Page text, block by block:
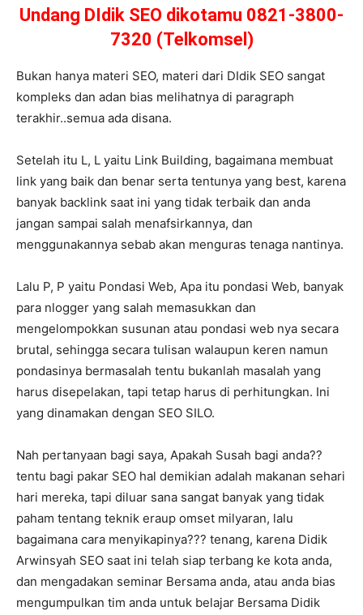
Undang DIdik SEO dikotamu 0821-3800-
7320 (Telkomsel)
Bukan hanya materi SEO, materi dari DIdik SEO sangat
kompleks dan adan bias melihatnya di paragraph
terakhir..semua ada disana.
Setelah itu L, L yaitu Link Building, bagaimana membuat
link yang baik dan benar serta tentunya yang best, karena
banyak backlink saat ini yang tidak terbaik dan anda
jangan sampai salah menafsirkannya, dan
menggunakannya sebab akan menguras tenaga nantinya.
Lalu P, P yaitu Pondasi Web, Apa itu pondasi Web, banyak
para nlogger yang salah memasukkan dan
mengelompokkan susunan atau pondasi web nya secara
brutal, sehingga secara tulisan walaupun keren namun
pondasinya bermasalah tentu bukanlah masalah yang
harus disepelakan, tapi tetap harus di perhitungkan. Ini
yang dinamakan dengan SEO SILO.
Nah pertanyaan bagi saya, Apakah Susah bagi anda??
tentu bagi pakar SEO hal demikian adalah makanan sehari
hari mereka, tapi diluar sana sangat banyak yang tidak
paham tentang teknik eraup omset milyaran, lalu
bagaimana cara menyikapinya??? tenang, karena Didik
Arwinsyah SEO saat ini telah siap terbang ke kota anda,
dan mengadakan seminar Bersama anda, atau anda bias
mengumpulkan tim anda untuk belajar Bersama Didik